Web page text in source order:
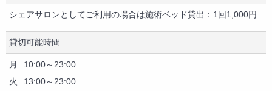
シェアサロンとしてご利用の場合は施術ベッド貸出：1回1,000円
貸切可能時間
月
10:00～23:00
火
13:00～23:00